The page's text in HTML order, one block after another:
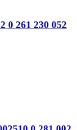
0 261 230 052